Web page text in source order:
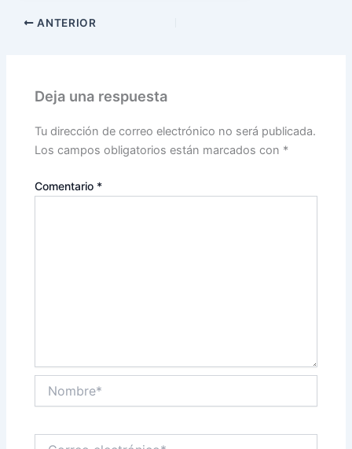
ANTERIOR
Deja una respuesta
Tu dirección de correo electrónico no será publicada.
Los campos obligatorios están marcados con *
Comentario *